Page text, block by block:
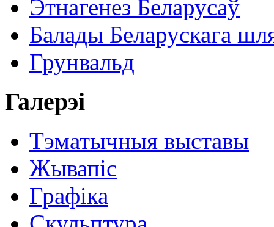
Этнагенез Беларусаў
Балады Беларускага
Грунвальд
Галерэі
Тэматычныя выставы
Жывапіс
Графіка